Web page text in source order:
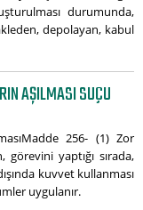
durumunda,
depolayan, kabul
AŞILMASI SUÇU
256- (1) Zor
yaptığı sırada,
kuvvet kullanması
uygulanır.